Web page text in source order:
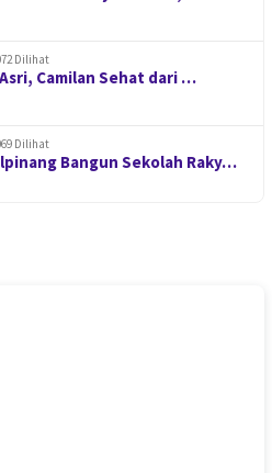
Dilihat
Camilan Sehat dari …
Dilihat
Bangun Sekolah Raky…